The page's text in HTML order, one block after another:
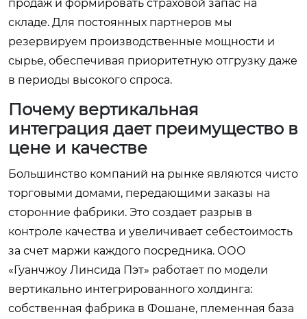
продаж и формировать страховой запас на
складе. Для постоянных партнеров мы
резервируем производственные мощности и
сырье, обеспечивая приоритетную отгрузку даже
в периоды высокого спроса.
Почему вертикальная
интеграция дает преимущество в
цене и качестве
Большинство компаний на рынке являются чисто
торговыми домами, передающими заказы на
сторонние фабрики. Это создает разрыв в
контроле качества и увеличивает себестоимость
за счет маржи каждого посредника. ООО
«Гуанчжоу Линсида Пэт» работает по модели
вертикально интегрированного холдинга:
собственная фабрика в Фошане, племенная база